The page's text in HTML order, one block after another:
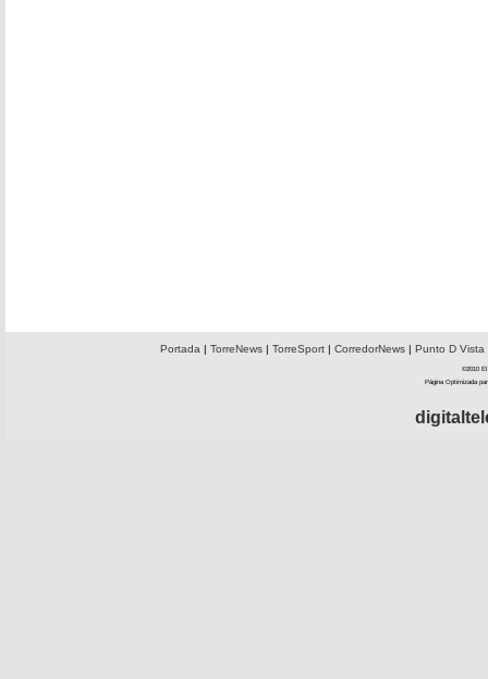
Portada | TorreNews| TorreSport| CorredorNews| Punto D Vista
©2010 El
Página Optimizada